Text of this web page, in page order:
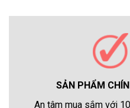
SẢN PHẨM
An tâm mua sắm với